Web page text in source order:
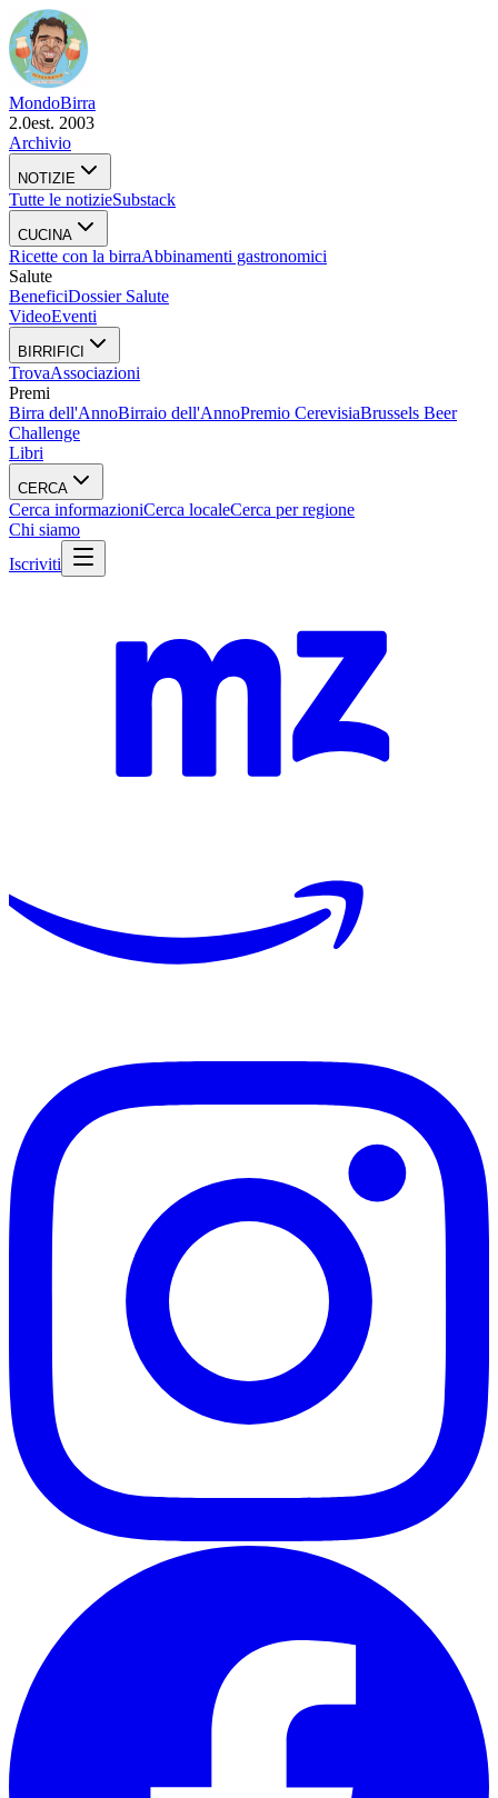
MondoBirra
2.0est. 2003
Archivio
NOTIZIE
Tutte le notizieSubstack
CUCINA
Ricette con la birraAbbinamenti gastronomici
Salute
BeneficiDossier Salute
VideoEventi
BIRRIFICI
TrovaAssociazioni
Premi
Birra dell'AnnoBirraio dell'AnnoPremio CerevisiaBrussels Beer
Challenge
Libri
CERCA
Cerca informazioniCerca localeCerca per regione
Chi siamo
Iscriviti